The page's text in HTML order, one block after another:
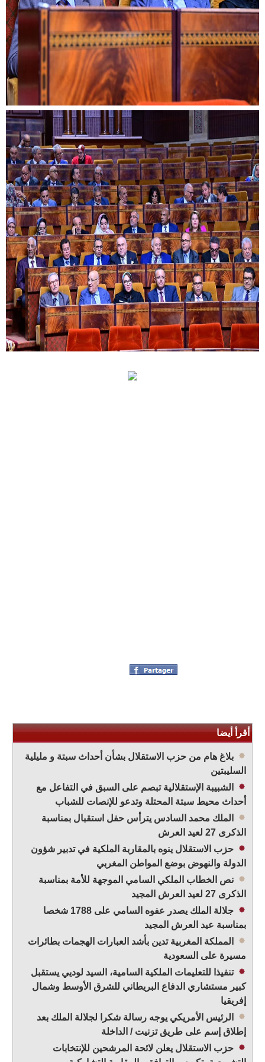
أقرأ أيضا
بلاغ هام من حزب الاستقلال بشأن أحداث سبتة و مليلية
السليبتين
الشبيبة الإستقلالية تبصم على السبق في التفاعل مع
أحداث محيط سبتة المحتلة وتدعو للإنصات للشباب
الملك محمد السادس يترأس حفل استقبال بمناسبة
الذكرى 27 لعيد العرش
حزب الاستقلال ينوه بالمقاربة الملكية في تدبير شؤون
الدولة والنهوض بوضع المواطن المغربي
نص الخطاب الملكي السامي الموجهة للأمة بمناسبة
الذكرى 27 لعيد العرش المجيد
جلالة الملك يصدر عفوه السامي على 1788 شخصا
بمناسبة عيد العرش المجيد
المملكة المغربية تدين بأشد العبارات الهجمات بطائرات
مسيرة على السعودية
تنفيذا للتعليمات الملكية السامية، السيد لوديي يستقبل
كبير مستشاري الدفاع البريطاني للشرق الأوسط وشمال
إفريقيا
الرئيس الأمريكي يوجه رسالة شكرا لجلالة الملك بعد
إطلاق إسم على طريق تزنيت / الداخلة
حزب الاستقلال يعلن لائحة المرشحين للإنتخابات